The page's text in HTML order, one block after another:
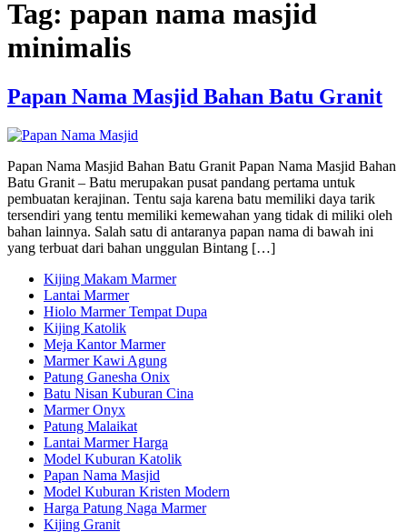
Tag: papan nama masjid
minimalis
Papan Nama Masjid Bahan Batu Granit
Papan Nama Masjid Bahan Batu Granit Papan Nama Masjid Bahan
Batu Granit – Batu merupakan pusat pandang pertama untuk
pembuatan kerajinan. Tentu saja karena batu memiliki daya tarik
tersendiri yang tentu memiliki kemewahan yang tidak di miliki oleh
bahan lainnya. Salah satu di antaranya papan nama di bawah ini
yang terbuat dari bahan unggulan Bintang […]
Kijing Makam Marmer
Lantai Marmer
Hiolo Marmer Tempat Dupa
Kijing Katolik
Meja Kantor Marmer
Marmer Kawi Agung
Patung Ganesha Onix
Batu Nisan Kuburan Cina
Marmer Onyx
Patung Malaikat
Lantai Marmer Harga
Model Kuburan Katolik
Papan Nama Masjid
Model Kuburan Kristen Modern
Harga Patung Naga Marmer
Kijing Granit